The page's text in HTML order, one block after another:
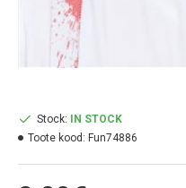
Stock:
IN STOCK
Toote kood: Fun74886